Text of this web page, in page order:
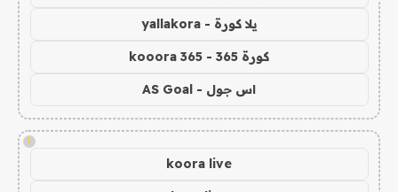
يلا كورة - yallakora
كورة 365 - kooora 365
اس جول - AS Goal
!
koora live